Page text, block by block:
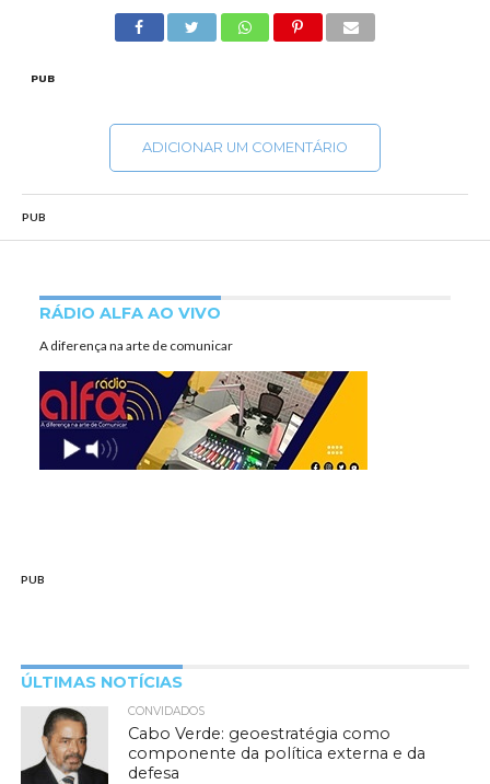
PUB
ADICIONAR UM COMENTÁRIO
PUB
RÁDIO ALFA AO VIVO
A diferença na arte de comunicar
PUB
ÚLTIMAS NOTÍCIAS
CONVIDADOS
Cabo Verde: geoestratégia como
componente da política externa e da
defesa